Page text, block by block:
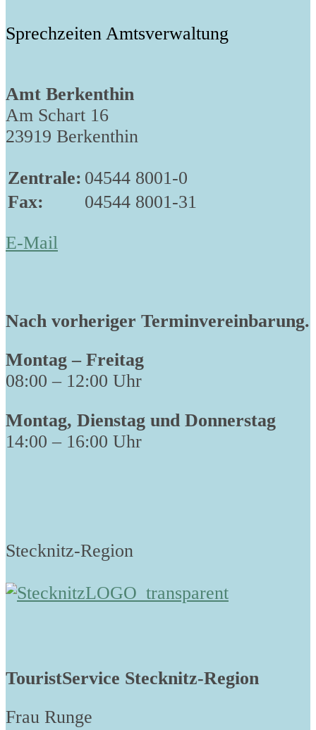
Sprechzeiten Amtsverwaltung
Amt Berkenthin
Am Schart 16
23919 Berkenthin
Zentrale: 04544 8001-0
Fax:
04544 8001-31
E-Mail
Nach vorheriger Terminvereinbarung.
Montag – Freitag
08:00 – 12:00 Uhr
Montag, Dienstag und Donnerstag
14:00 – 16:00 Uhr
Stecknitz-Region
TouristService Stecknitz-Region
Frau Runge